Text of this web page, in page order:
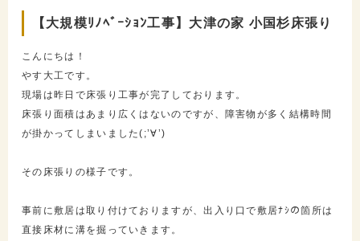
【大規模ﾘﾉﾍﾞｰｼｮﾝ工事】大津の家 小国杉床張り
こんにちは！
やす大工です。
現場は昨日で床張り工事が完了しております。
床張り面積はあまり広くはないのですが、障害物が多く結構時間
が掛かってしまいました(;’∀’)
その床張りの様子です。
事前に敷居は取り付けておりますが、出入り口で敷居ﾅｼの箇所は
直接床材に溝を掘っていきます。